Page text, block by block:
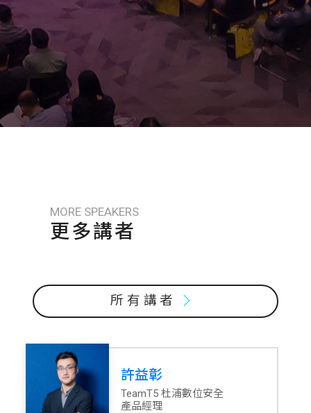
MORE SPEAKERS
更多講者
所有講者
許益彰
TeamT5 杜浦數位安全
產品經理